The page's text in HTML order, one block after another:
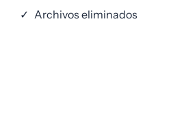
✓ Archivos eliminados